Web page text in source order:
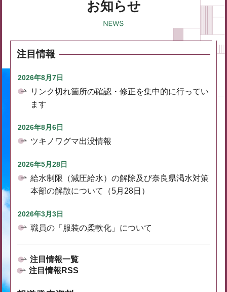
お知らせ
注目情報
2026年8月7日
リンク切れ箇所の確認・修正を集中的に行ってい
ます
2026年8月6日
ツキノワグマ出没情報
2026年5月28日
給水制限（減圧給水）の解除及び奈良県渇水対策
本部の解散について（5月28日）
2026年3月3日
職員の「服装の柔軟化」について
注目情報一覧
注目情報RSS